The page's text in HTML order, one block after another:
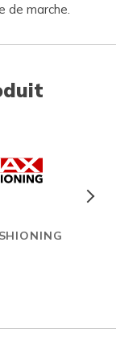
de marche.